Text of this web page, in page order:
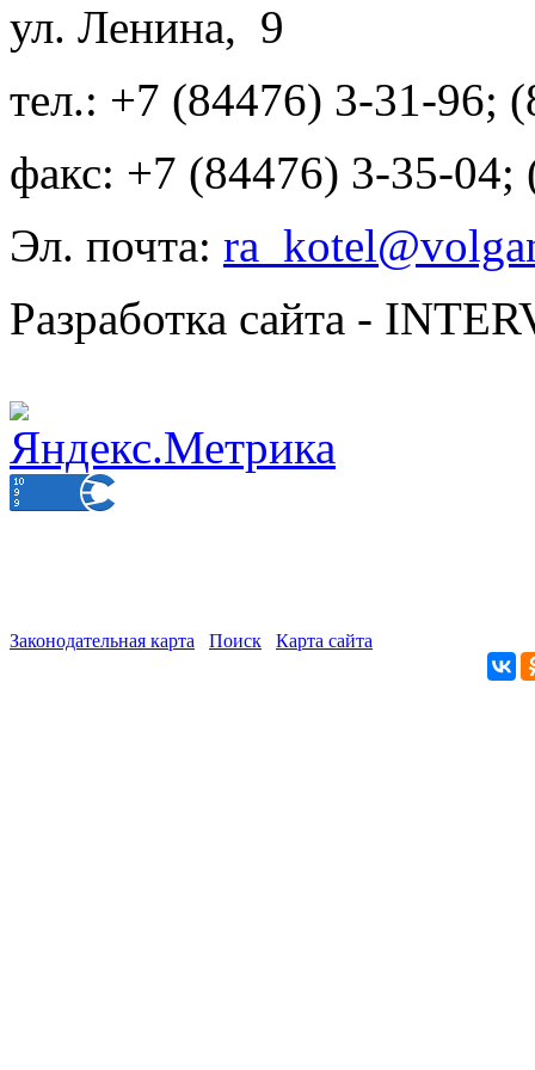
ул. Ленина, 9
тел.: +7 (84476) 3-31-96;
факс: +7 (84476) 3-35-04;
Эл. почта:
Разработка сайта -
Законодательная карта Поиск Карта сайта